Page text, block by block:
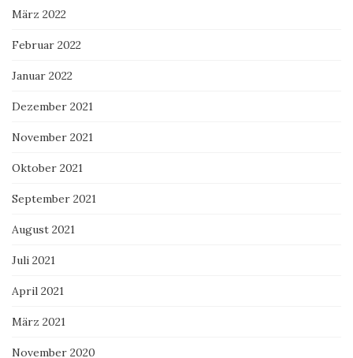
März 2022
Februar 2022
Januar 2022
Dezember 2021
November 2021
Oktober 2021
September 2021
August 2021
Juli 2021
April 2021
März 2021
November 2020